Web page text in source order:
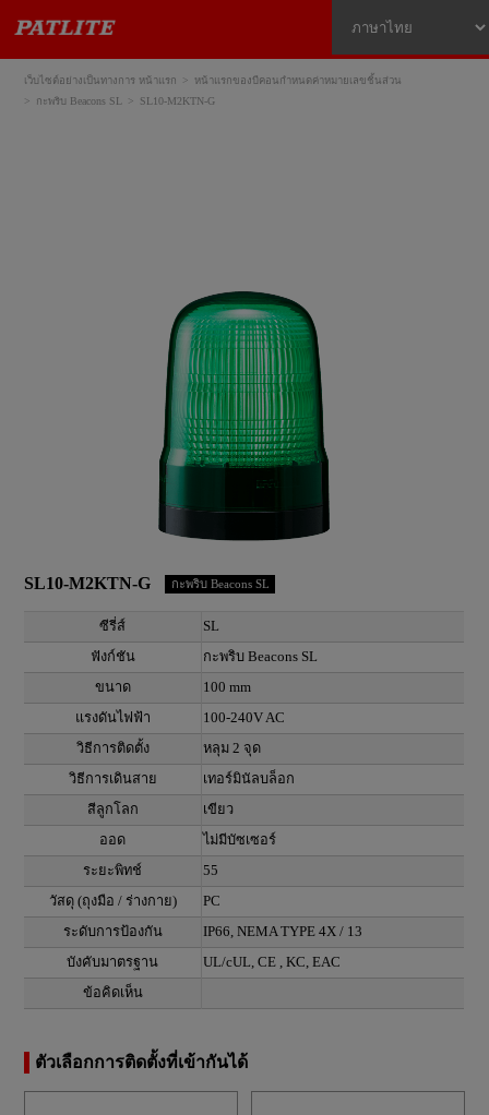
เว็บไซต์อย่างเป็นทางการ หน้าแรก
หน้าแรกของบีคอนกำหนดค่าหมายเลขชิ้นส่วน
กะพริบ Beacons SL
SL10-M2KTN-G
SL10-M2KTN-G กะพริบ Beacons SL
ซีรี่ส์
SL
ฟังก์ชัน
กะพริบ Beacons SL
ขนาด
100 mm
แรงดันไฟฟ้า
100-240V AC
วิธีการติดตั้ง
หลุม 2 จุด
วิธีการเดินสาย
เทอร์มินัลบล็อก
สีลูกโลก
เขียว
ออด
ไม่มีบัซเซอร์
ระยะพิทช์
55
วัสดุ (ถุงมือ / ร่างกาย)
PC
ระดับการป้องกัน
IP66, NEMA TYPE 4X / 13
บังคับมาตรฐาน
UL/cUL, CE , KC, EAC
ข้อคิดเห็น
ตัวเลือกการติดตั้งที่เข้ากันได้